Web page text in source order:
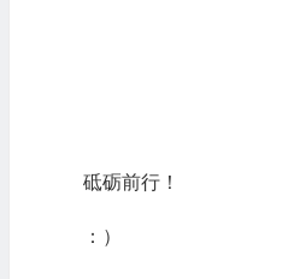
砥砺前行！
：）